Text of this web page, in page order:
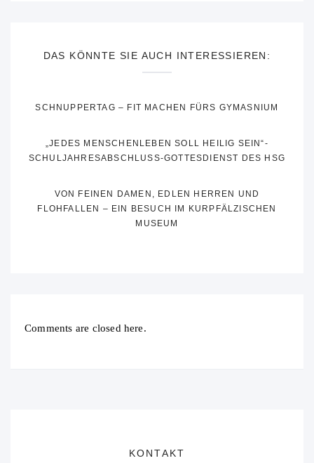
DAS KÖNNTE SIE AUCH INTERESSIEREN:
SCHNUPPERTAG – FIT MACHEN FÜRS GYMASNIUM
„JEDES MENSCHENLEBEN SOLL HEILIG SEIN“-
SCHULJAHRESABSCHLUSS-GOTTESDIENST DES HSG
VON FEINEN DAMEN, EDLEN HERREN UND
FLOHFALLEN – EIN BESUCH IM KURPFÄLZISCHEN
MUSEUM
Comments are closed here.
KONTAKT